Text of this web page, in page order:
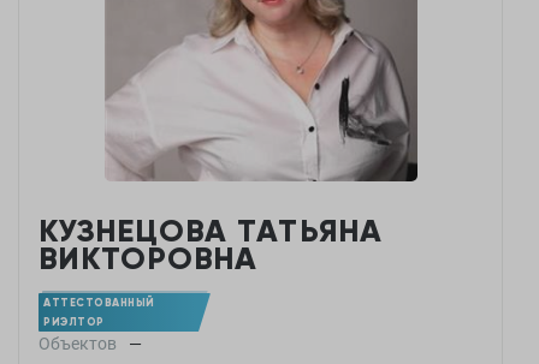
КУЗНЕЦОВА ТАТЬЯНА
ВИКТОРОВНА
АТТЕСТОВАННЫЙ
РИЭЛТОР
Объектов
—